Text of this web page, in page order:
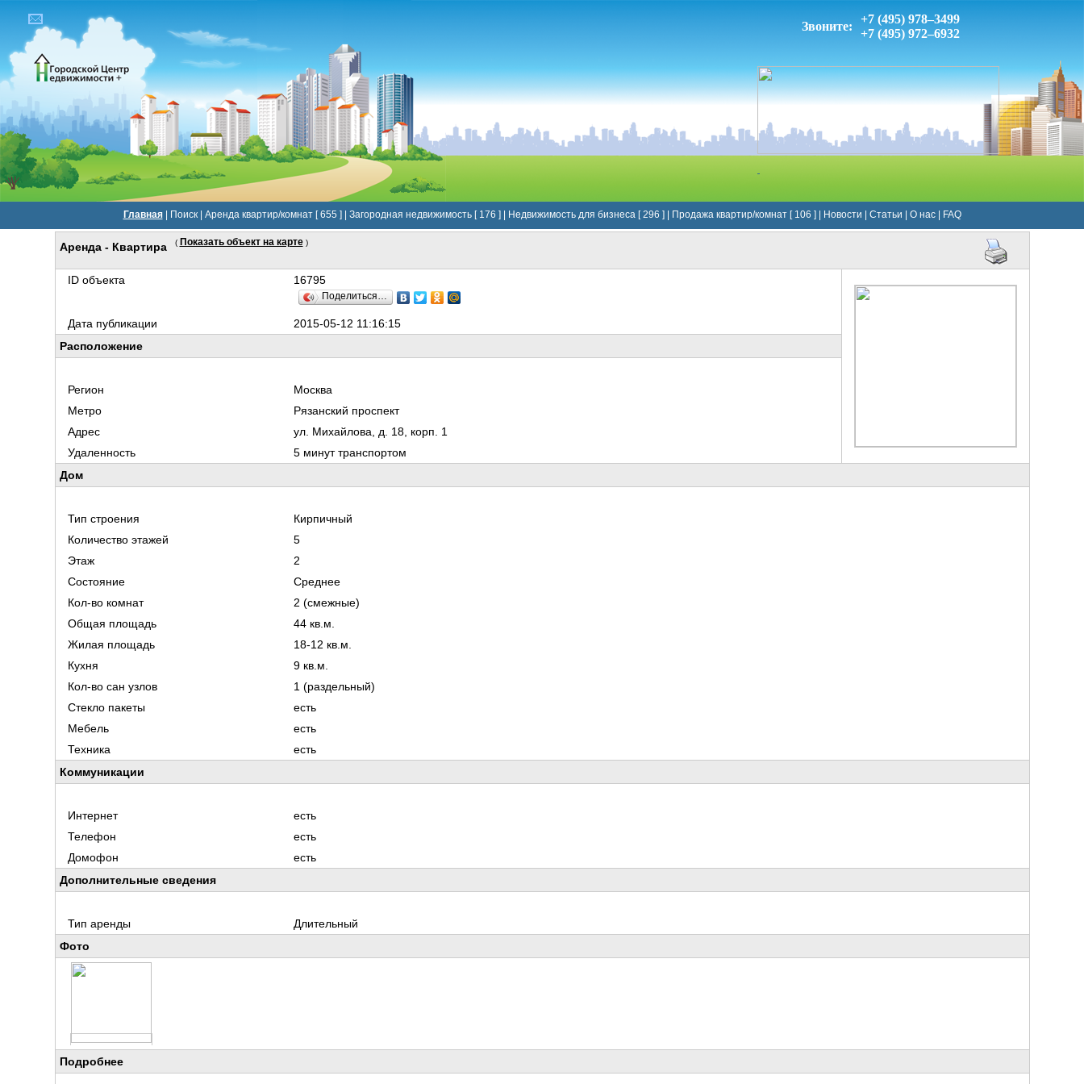
Звоните:
+7 (495) 978–3499
+7 (495) 972–6932
Главная| Поиск| Аренда квартир/комнат [ 655 ] Загородная недвижимость [ 176 ] Недвижимость для бизнеса [ 296 ] Продажа квартир/комнат [ 106 ] Новости Статьи О нас| FAQ
Аренда - Квартира ( Показать объект на карте)
ID объекта 16795
Поделиться…
Дата публикации
2015-05-12 11:16:15
Расположение
Регион
Москва
Метро
Рязанский проспект
Адрес
ул. Михайлова, д. 18, корп. 1
Удаленность
5 минут транспортом
Дом
Тип строения
Кирпичный
Количество этажей
5
Этаж
2
Состояние
Среднее
Кол-во комнат
2 (смежные)
Общая площадь
44 кв.м.
Жилая площадь
18-12 кв.м.
Кухня
9 кв.м.
Кол-во сан узлов
1 (раздельный)
Стекло пакеты
есть
Мебель
есть
Техника
есть
Коммуникации
Интернет
есть
Телефон
есть
Домофон
есть
Дополнительные сведения
Тип аренды
Длительный
Фото
Подробнее